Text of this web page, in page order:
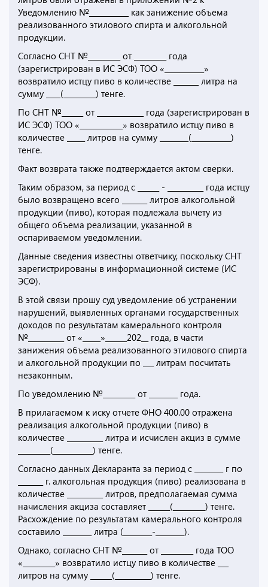
Уведомлению №___________ как занижение объема
реализованного этилового спирта и алкогольной
продукции.
Согласно СНТ №_________ от _________ года
(зарегистрирован в ИС ЭСФ) ТОО «___________»
возвратило истцу пиво в количестве _______ литра на
сумму ____(_________) тенге.
По СНТ №______ от _____________ года (зарегистрирован в
ИС ЭСФ) ТОО «____________» возвратило истцу пиво в
количестве _____ литров на сумму ________(___________)
тенге.
Факт возврата также подтверждается актом сверки.
Таким образом, за период с ______ - __________ года истцу
было возвращено всего _______ литров алкогольной
продукции (пиво), которая подлежала вычету из
общего объема реализации, указанной в
оспариваемом уведомлении.
Данные сведения известны ответчику, поскольку СНТ
зарегистрированы в информационной системе (ИС
ЭСФ).
В этой связи прошу суд уведомление об устранении
нарушений, выявленных органами государственных
доходов по результатам камерального контроля
№__________ от «_____»______202__ года, в части
занижения объема реализованного этилового спирта
и алкогольной продукции по ___ литрам посчитать
незаконным.
По уведомлению №_________ от ________ года.
В прилагаемом к иску отчете ФНО 400.00 отражена
реализация алкогольной продукции (пиво) в
количестве __________ литра и исчислен акциз в сумме
_________(___________) тенге.
Согласно данных Декларанта за период с ________ г по
_______ г. алкогольная продукция (пиво) реализована в
количестве __________ литров, предполагаемая сумма
начисления акциза составляет ______(_________) тенге.
Расхождение по результатам камерального контроля
составило ________ литра (________-________).
Однако, согласно СНТ №_______ от _________ года ТОО
«_________» возвратило истцу пиво в количестве ___
литров на сумму ______(__________) тенге.